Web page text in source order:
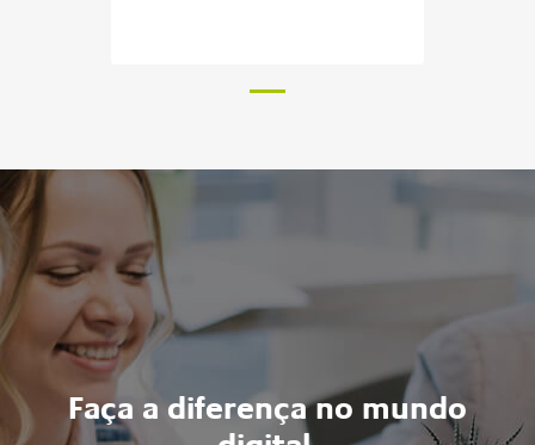
Faça a diferença no mundo